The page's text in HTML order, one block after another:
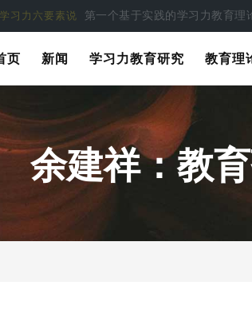
学习力六要素说 第一个基于实践的学习力教育理
页 新闻 学习力教育研究 教育理
余建祥：教